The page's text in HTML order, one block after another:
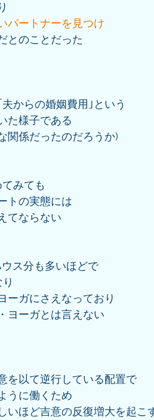
パートナーを見つけ
とのことだった
からの婚姻費用｣という
た様子である
関係だったのだろうか)
みても
トの実態には
てならない
ス分も多いほどで
ーガにさえなっており
ヨーガとは言えない
を以て逆行している配置で
うに働くため
いほど吉意の反復増大を起こ